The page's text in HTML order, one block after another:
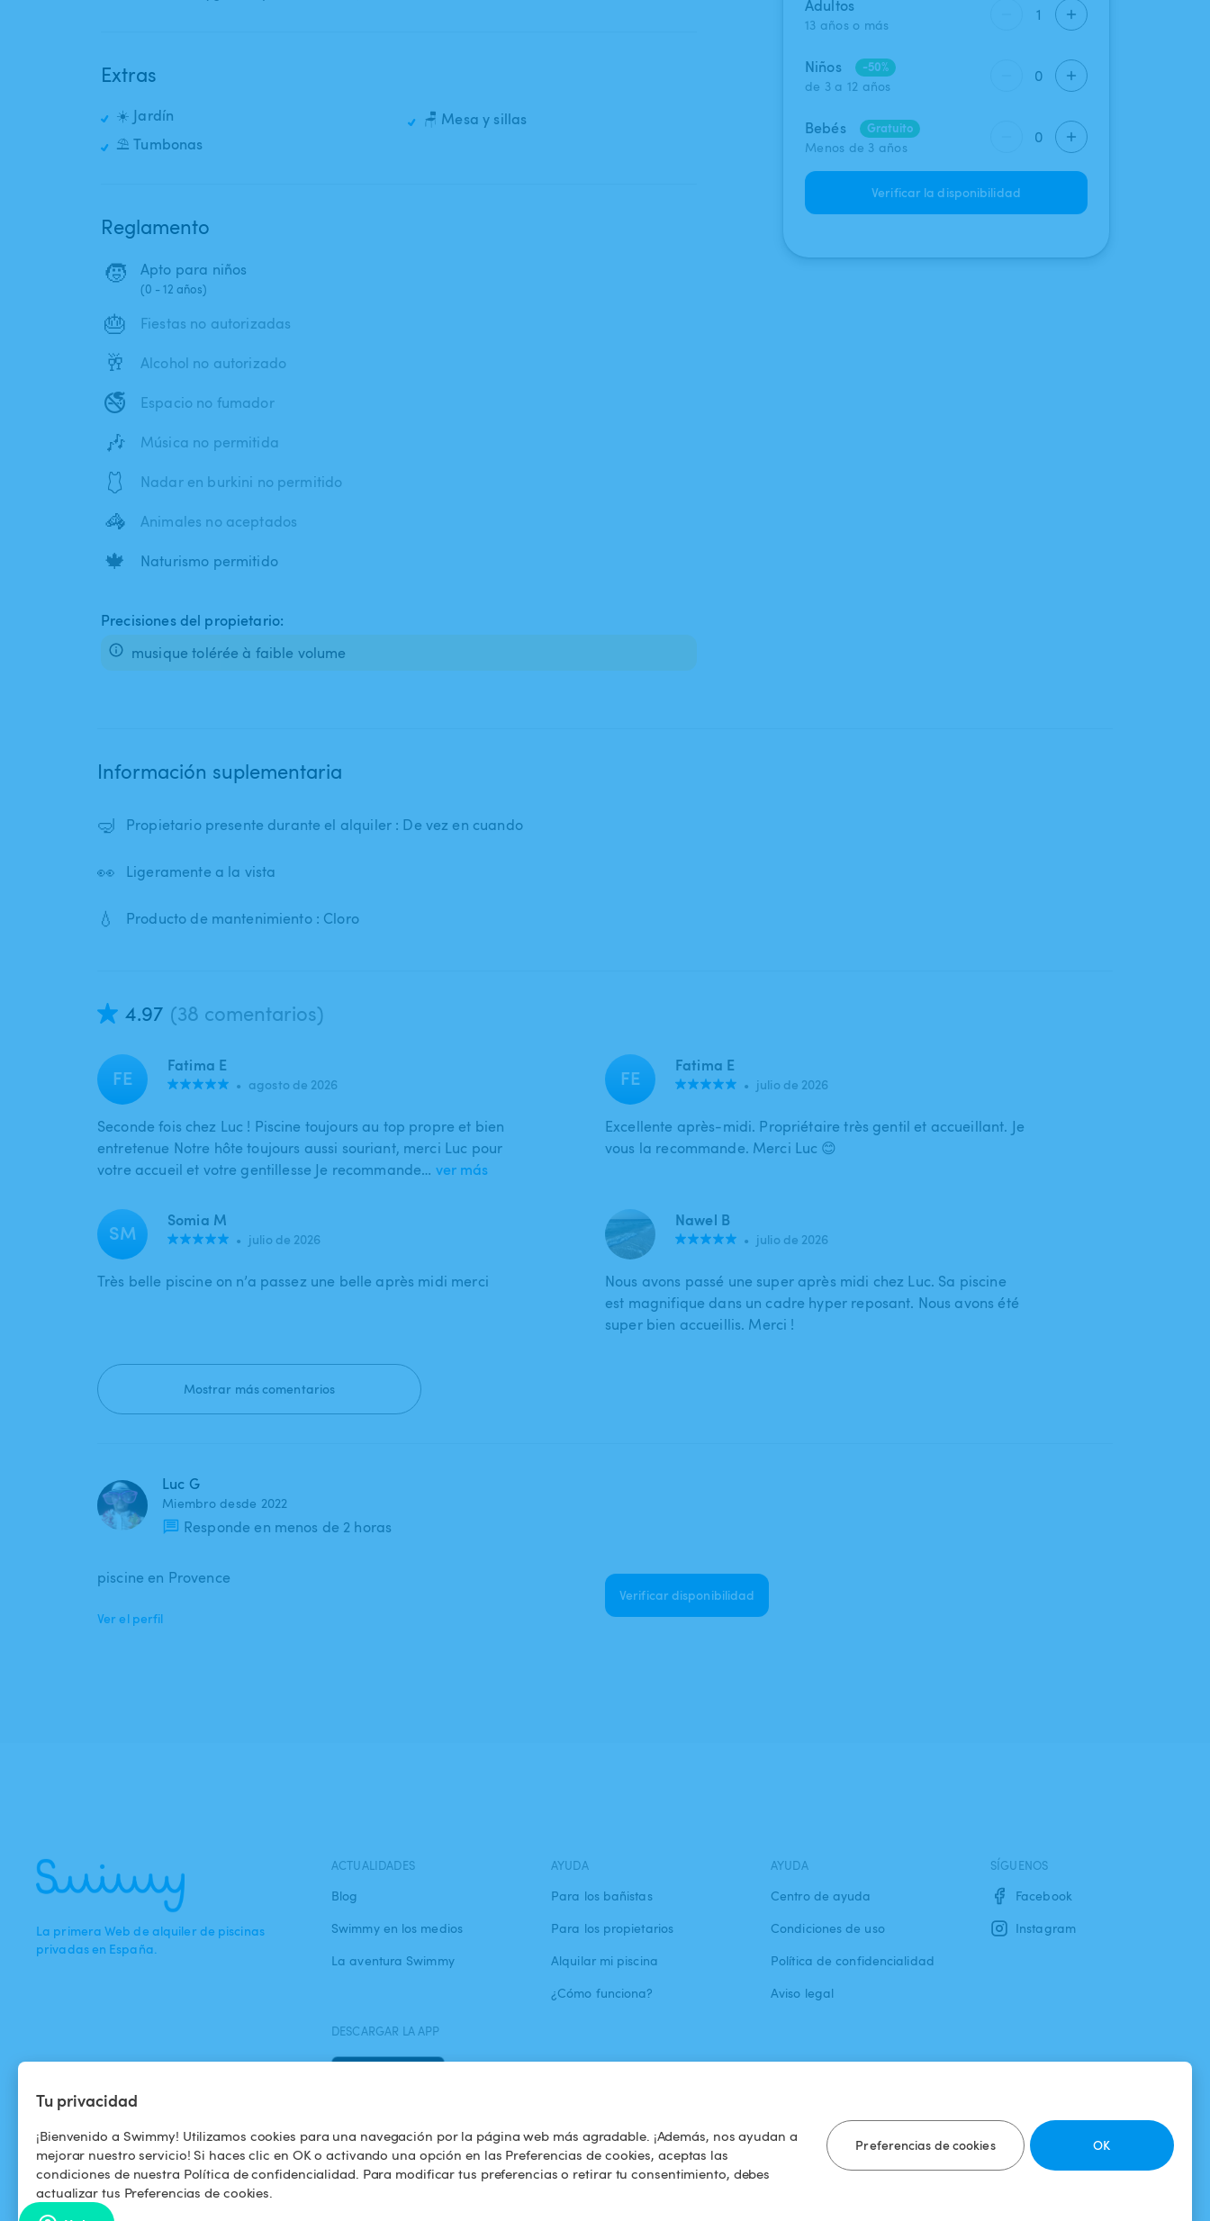
Tu privacidad
¡Bienvenido a Swimmy! Utilizamos cookies para una navegación por la página web más agradable. ¡Además, nos ayudan a
mejorar nuestro servicio! Si haces clic en OK o activando una opción en las Preferencias de cookies, aceptas las
condiciones de nuestra Política de confidencialidad. Para modificar tus preferencias o retirar tu consentimiento, debes
actualizar tus Preferencias de cookies.
Preferencias de cookies OK
Extras
☀️ Jardín
⛱️ Tumbonas
🪑 Mesa y sillas
Reglamento
🧒 Apto para niños
(0 - 12 años)
🎂 Fiestas no autorizadas
🥂 Alcohol no autorizado
🚭 Espacio no fumador
🎶 Música no permitida
🩱 Nadar en burkini no permitido
🦓 Animales no aceptados
🍁 Naturismo permitido
Precisiones del propietario:
musique tolérée à faible volume
Adultos
13 años o más
1
Niños
-50%
de 3 a 12 años
0
Bebés
Gratuito
Menos de 3 años
0
Verificar la disponibilidad
Información suplementaria
🤿 Propietario presente durante el alquiler : De vez en cuando
👀 Ligeramente a la vista
💧 Producto de mantenimiento : Cloro
4.97 (38 comentarios)
FE Fatima E
• agosto de 2026
Seconde fois chez Luc ! Piscine toujours au top propre et bien
entretenue Notre hôte toujours aussi souriant, merci Luc pour
votre accueil et votre gentillesse Je recommande… ver más
FE Fatima E
• julio de 2026
Excellente après-midi. Propriétaire très gentil et accueillant. Je
vous la recommande. Merci Luc 😊
SM Somia M
• julio de 2026
Très belle piscine on n’a passez une belle après midi merci
Nawel B
• julio de 2026
Nous avons passé une super après midi chez Luc. Sa piscine
est magnifique dans un cadre hyper reposant. Nous avons été
super bien accueillis. Merci !
Mostrar más comentarios
Luc G
Miembro desde 2022
Responde en menos de 2 horas
piscine en Provence
Ver el perfil
Verificar disponibilidad
La primera Web de alquiler de piscinas
privadas en España.
ACTUALIDADES
Blog
Swimmy en los medios
La aventura Swimmy
AYUDA
Para los bañistas
Para los propietarios
Alquilar mi piscina
¿Cómo funciona?
AYUDA
Centro de ayuda
Condiciones de uso
Política de confidencialidad
Aviso legal
SÍGUENOS
Facebook
Instagram
DESCARGAR LA APP